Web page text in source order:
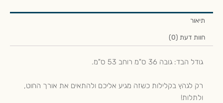
תיאור
חוות דעת (0)
גודל הבד: גובה 36 ס"מ רוחב 53 ס"מ.
רק לגהץ בקלילות כשזה מגיע אליכם ולהתאים את אורך החוט,
ולתלות!